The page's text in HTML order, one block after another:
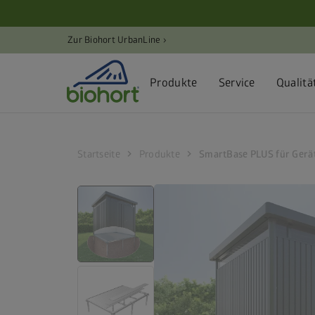
Zur Biohort UrbanLine ›
Produkte Service
Startseite chevron_right Produkte chevron_right SmartBase PLUS für